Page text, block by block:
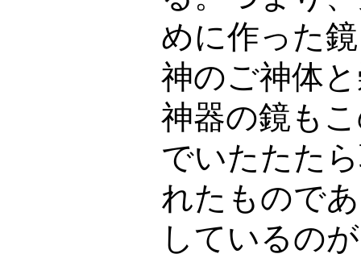
めに作った
神のご神体
神器の鏡も
でいたたた
れたもので
しているの